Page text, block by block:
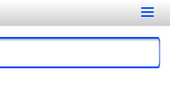
S&S (Hàn Quốc):